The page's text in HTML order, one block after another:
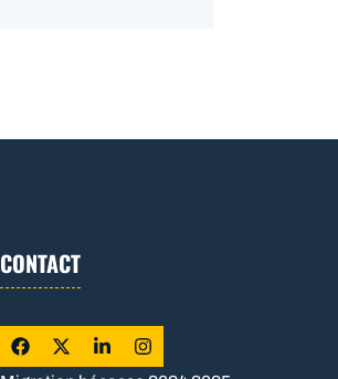
CONTACT